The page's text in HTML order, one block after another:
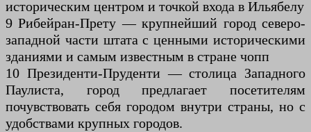
историческим центром и точкой входа в Ильябелу
9 Рибейран-Прету — крупнейший город северо-
западной части штата с ценными историческими
зданиями и самым известным в стране чопп
10 Президенти-Пруденти — столица Западного
Паулиста, город предлагает посетителям
почувствовать себя городом внутри страны, но с
удобствами крупных городов.